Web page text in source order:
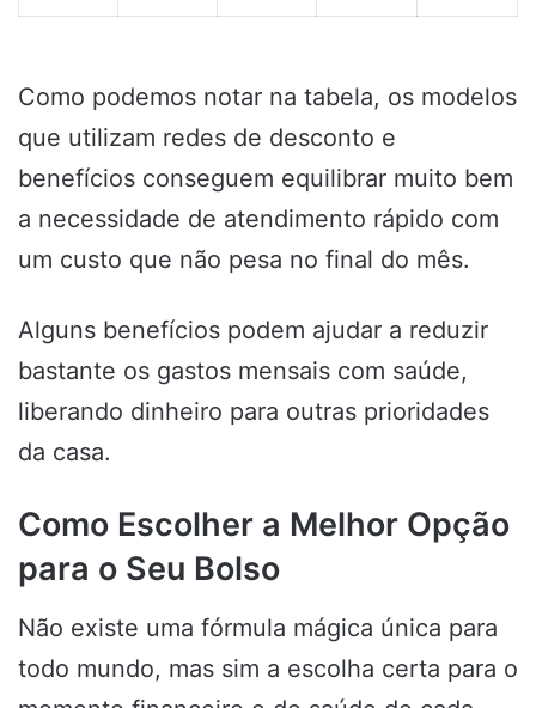
Como podemos notar na tabela, os modelos
que utilizam redes de desconto e
benefícios conseguem equilibrar muito bem
a necessidade de atendimento rápido com
um custo que não pesa no final do mês.
Alguns benefícios podem ajudar a reduzir
bastante os gastos mensais com saúde,
liberando dinheiro para outras prioridades
da casa.
Como Escolher a Melhor Opção
para o Seu Bolso
Não existe uma fórmula mágica única para
todo mundo, mas sim a escolha certa para o